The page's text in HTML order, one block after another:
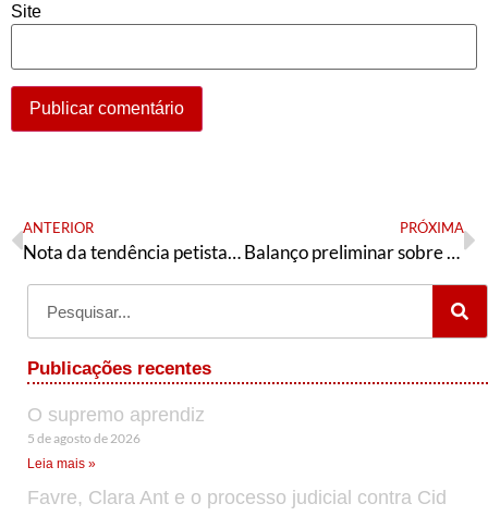
Site
ANTERIOR
Nota da tendência petista Articulação de Esquerda – Campinas
PRÓXIMA
Balanço preliminar sobre o primeiro turno – resolução da Articulação de Esquerda (PT)
Publicações recentes
O supremo aprendiz
5 de agosto de 2026
Leia mais »
Favre, Clara Ant e o processo judicial contra Cid